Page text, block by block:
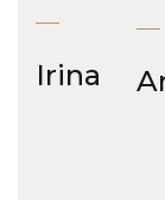
Irina